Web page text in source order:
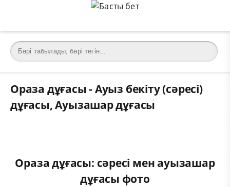
Ораза дұғасы - Ауыз бекіту (сәресі)
дұғасы, Ауызашар дұғасы
Ораза дұғасы: сәресі мен ауызашар
дұғасы фото